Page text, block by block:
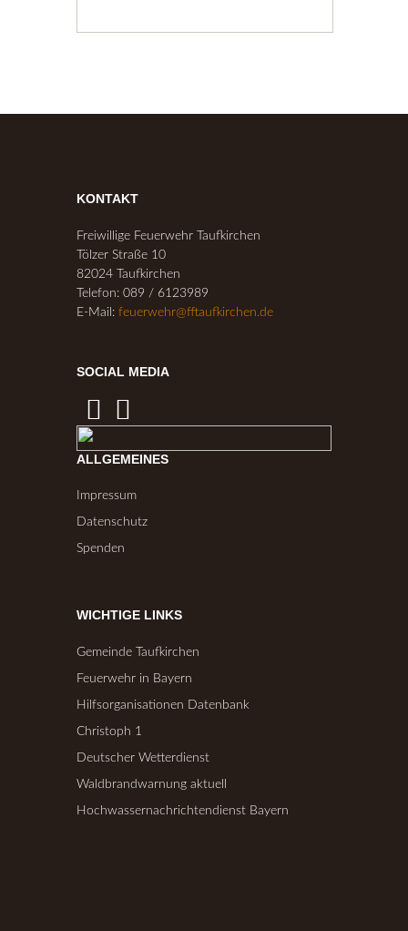
KONTAKT
Freiwillige Feuerwehr Taufkirchen
Tölzer Straße 10
82024 Taufkirchen
Telefon: 089 / 6123989
E-Mail: feuerwehr@fftaufkirchen.de
SOCIAL MEDIA
ALLGEMEINES
Impressum
Datenschutz
Spenden
WICHTIGE LINKS
Gemeinde Taufkirchen
Feuerwehr in Bayern
Hilfsorganisationen Datenbank
Christoph 1
Deutscher Wetterdienst
Waldbrandwarnung aktuell
Hochwassernachrichtendienst Bayern